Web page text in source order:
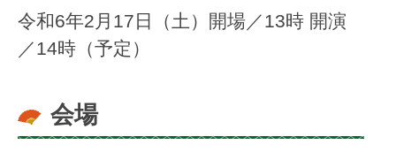
令和6年2月17日（土）開場／13時 開演
／14時（予定）
会場